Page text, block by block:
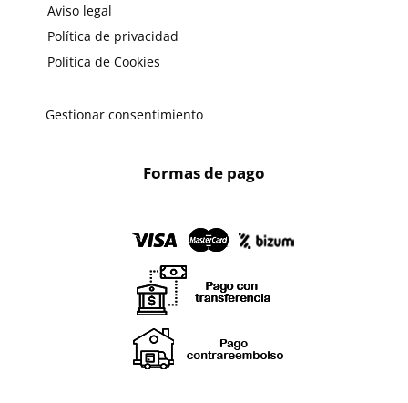
Aviso legal
Política de privacidad
Política de Cookies
Gestionar consentimiento
Formas de pago